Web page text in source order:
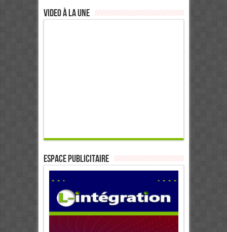
Video à la Une
ESPACE PUBLICITAIRE